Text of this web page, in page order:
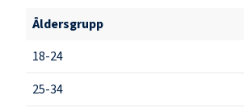
Åldersgrupp
18-24
25-34